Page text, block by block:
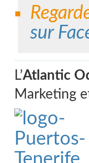
sur
L’Atlantic
Marketing